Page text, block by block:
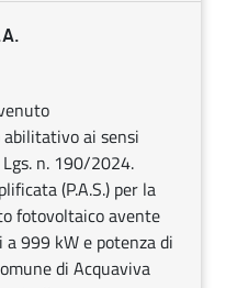
ai sensi
Lgs. n. 190/2024.
(P.A.S.) per la
fotovoltaico avente
999 kW e potenza di
di Acquaviva